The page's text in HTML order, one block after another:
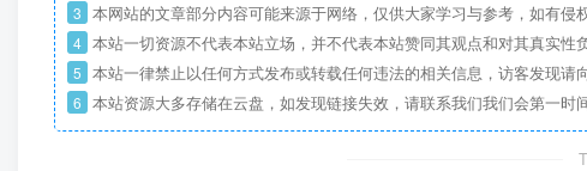
3 本网站的文章部分内容可能来源于网络，仅供大家学习与参考，如有侵
4 本站一切资源不代表本站立场，并不代表本站赞同其观点和对其真实性负
5 本站一律禁止以任何方式发布或转载任何违法的相关信息，访客发现请
6 本站资源大多存储在云盘，如发现链接失效，请联系我们我们会第一时间